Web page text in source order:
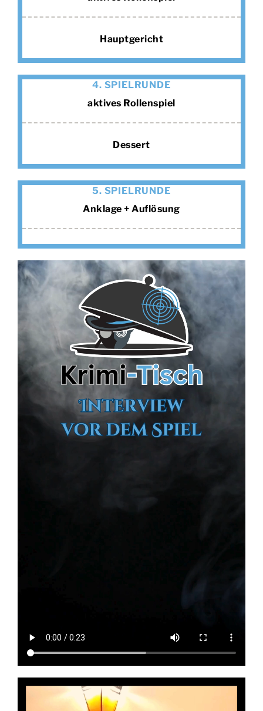
Hauptgericht
4. SPIELRUNDE
aktives Rollenspiel
Dessert
5. SPIELRUNDE
Anklage + Auflösung